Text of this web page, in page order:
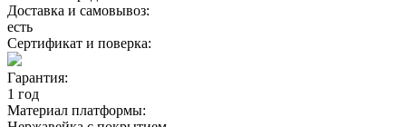
Доставка и самовывоз:
есть
Сертификат и поверка:
Гарантия:
1 год
Материал платформы: